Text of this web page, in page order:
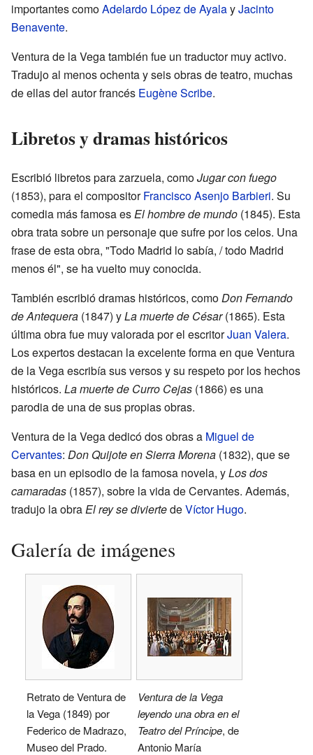
importantes comoAdelardo López de AyalayJacinto
Benavente.
Ventura de la Vega también fue un traductor muy activo.
Tradujo al menos ochenta y seis obras de teatro, muchas
de ellas del autor francés Eugène Scribe.
Libretos y dramas históricos
Escribió libretos para zarzuela, comoJugar con fuego
(1853), para el compositorFrancisco Asenjo Barbieri. Su
comedia más famosa esEl hombre de mundo (1845). Esta
obra trata sobre un personaje que sufre por los celos. Una
frase de esta obra, "Todo Madrid lo sabía, / todo Madrid
menos él", se ha vuelto muy conocida.
También escribió dramas históricos, comoDon Fernando
de Antequera (1847) yLa muerte de César(1865). Esta
última obra fue muy valorada por el escritorJuan Valera.
Los expertos destacan la excelente forma en que Ventura
de la Vega escribía sus versos y su respeto por los hechos
históricos. La muerte de Curro Cejas (1866) es una
parodia de una de sus propias obras.
Ventura de la Vega dedicó dos obras a Miguel de
Cervantes: Don Quijote en Sierra Morena (1832), que se
basa en un episodio de la famosa novela, yLos dos
camaradas (1857), sobre la vida de Cervantes. Además,
tradujo la obraEl rey se diviertedeVíctor Hugo.
Galería de imágenes
Retrato de Ventura de
la Vega (1849) por
Federico de Madrazo,
Museo del Prado.
Ventura de la Vega
leyendo una obra en el
Teatro del Príncipe, de
Antonio María